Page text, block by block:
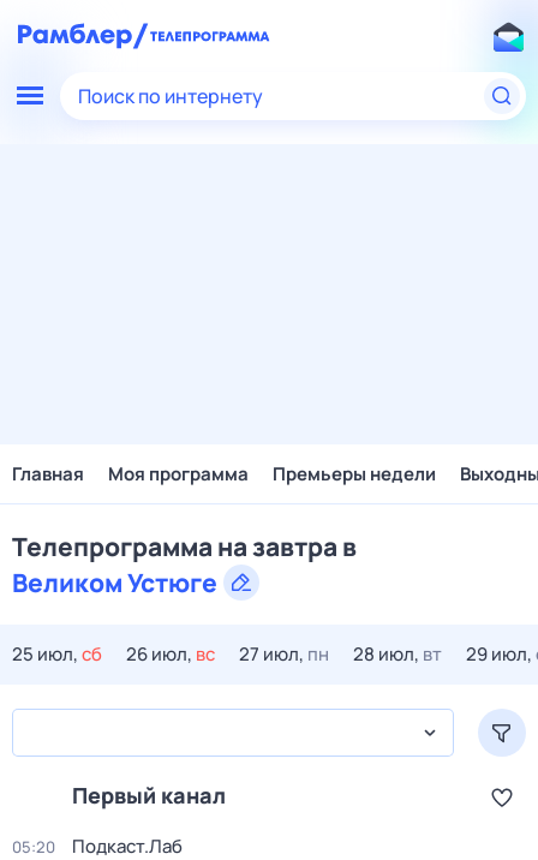
Поиск по интернету
Главная Моя программа Премьеры недели
Телепрограмма на завтра в
Великом Устюге
25 июл,сб 26 июл, вс 27 июл, пн 28 июл, вт 29 июл,
Первый канал
05:20 Подкаст.Лаб